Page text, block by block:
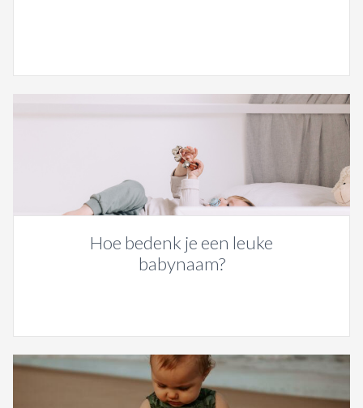
Hoe bedenk je een leuke
babynaam?